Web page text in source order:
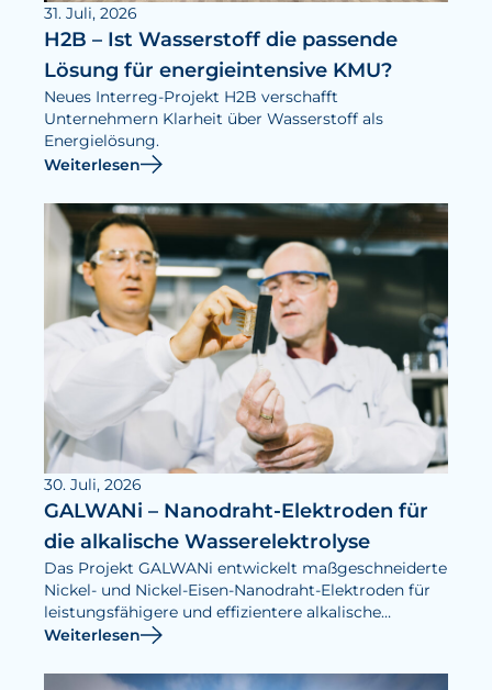
31. Juli, 2026
H2B – Ist Wasserstoff die passende
Lösung für energieintensive KMU?
Neues Interreg-Projekt H2B verschafft
Unternehmern Klarheit über Wasserstoff als
Energielösung.
Weiterlesen
30. Juli, 2026
GALWANi – Nanodraht-Elektroden für
die alkalische Wasserelektrolyse
Das Projekt GALWANi entwickelt maßgeschneiderte
Nickel- und Nickel-Eisen-Nanodraht-Elektroden für
leistungsfähigere und effizientere alkalische
Elektrolyseure.
Weiterlesen